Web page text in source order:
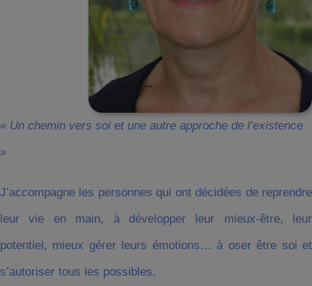
« Un chemin vers soi et une autre approche de l’existence
»
J’accompagne les personnes qui ont décidées de reprendre
leur vie en main, à développer leur mieux-être, leur
potentiel, mieux gérer leurs émotions… à oser être soi et
s’autoriser tous les possibles.